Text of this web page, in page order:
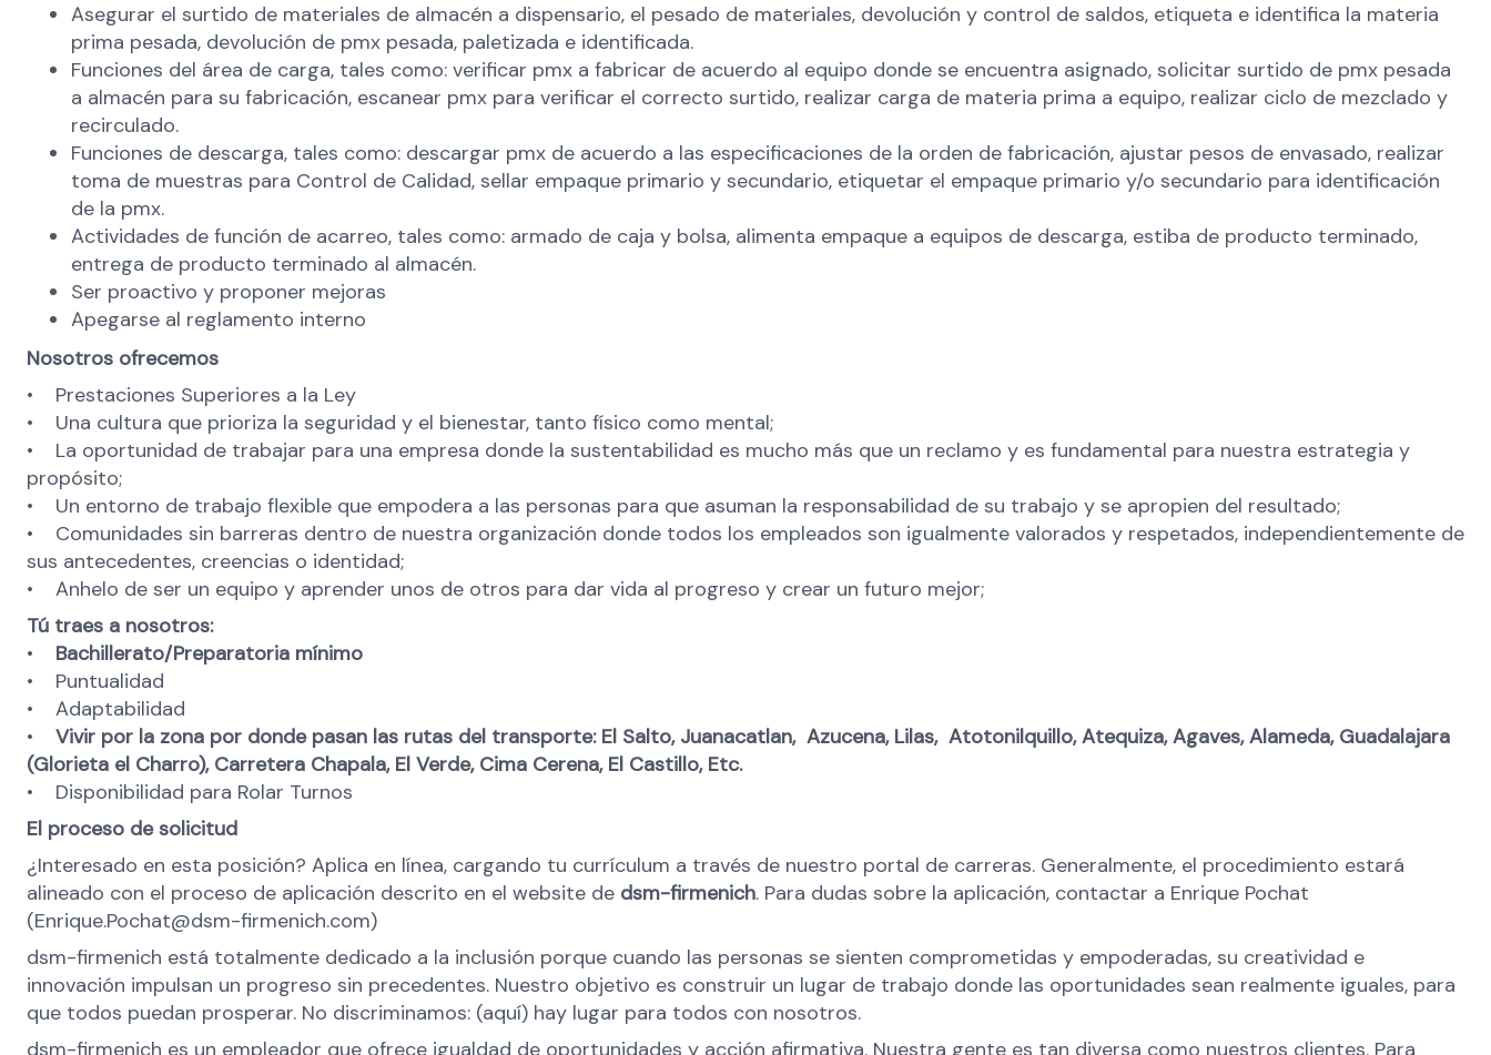
Asegurar el surtido de materiales de almacén a dispensario, el pesado de materiales, devolución y control de saldos, etiqueta e identifica la materia
prima pesada, devolución de pmx pesada, paletizada e identificada.
Funciones del área de carga, tales como: verificar pmx a fabricar de acuerdo al equipo donde se encuentra asignado, solicitar surtido de pmx pesada
a almacén para su fabricación, escanear pmx para verificar el correcto surtido, realizar carga de materia prima a equipo, realizar ciclo de mezclado y
recirculado.
Funciones de descarga, tales como: descargar pmx de acuerdo a las especificaciones de la orden de fabricación, ajustar pesos de envasado, realizar
toma de muestras para Control de Calidad, sellar empaque primario y secundario, etiquetar el empaque primario y/o secundario para identificación
de la pmx.
Actividades de función de acarreo, tales como: armado de caja y bolsa, alimenta empaque a equipos de descarga, estiba de producto terminado,
entrega de producto terminado al almacén.
Ser proactivo y proponer mejoras
Apegarse al reglamento interno
Nosotros ofrecemos
• Prestaciones Superiores a la Ley
• Una cultura que prioriza la seguridad y el bienestar, tanto físico como mental;
• La oportunidad de trabajar para una empresa donde la sustentabilidad es mucho más que un reclamo y es fundamental para nuestra estrategia y
propósito;
• Un entorno de trabajo flexible que empodera a las personas para que asuman la responsabilidad de su trabajo y se apropien del resultado;
• Comunidades sin barreras dentro de nuestra organización donde todos los empleados son igualmente valorados y respetados, independientemente de
sus antecedentes, creencias o identidad;
• Anhelo de ser un equipo y aprender unos de otros para dar vida al progreso y crear un futuro mejor;
Tú traes a nosotros:
• Bachillerato/Preparatoria mínimo
• Puntualidad
• Adaptabilidad
• Vivir por la zona por donde pasan las rutas del transporte: El Salto, Juanacatlan, Azucena, Lilas, Atotonilquillo, Atequiza, Agaves, Alameda, Guadalajara
(Glorieta el Charro), Carretera Chapala, El Verde, Cima Cerena, El Castillo, Etc.
• Disponibilidad para Rolar Turnos
El proceso de solicitud
¿Interesado en esta posición? Aplica en línea, cargando tu currículum a través de nuestro portal de carreras. Generalmente, el procedimiento estará
alineado con el proceso de aplicación descrito en el website de dsm-firmenich. Para dudas sobre la aplicación, contactar a Enrique Pochat
(Enrique.Pochat@dsm-firmenich.com)
dsm-firmenich está totalmente dedicado a la inclusión porque cuando las personas se sienten comprometidas y empoderadas, su creatividad e
innovación impulsan un progreso sin precedentes. Nuestro objetivo es construir un lugar de trabajo donde las oportunidades sean realmente iguales, para
que todos puedan prosperar. No discriminamos: (aquí) hay lugar para todos con nosotros.
dsm-firmenich es un empleador que ofrece igualdad de oportunidades y acción afirmativa. Nuestra gente es tan diversa como nuestros clientes. Para